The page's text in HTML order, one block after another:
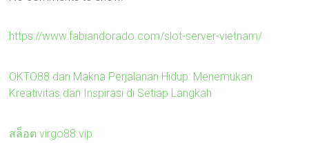
https://www.fabiandorado.com/slot-server-vietnam/
OKTO88 dan Makna Perjalanan Hidup: Menemukan
Kreativitas dan Inspirasi di Setiap Langkah
สล็อต virgo88.vip